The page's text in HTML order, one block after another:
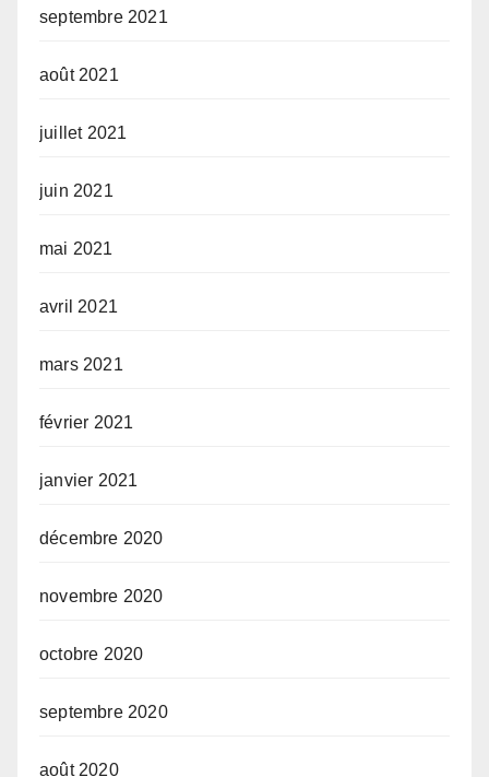
septembre 2021
août 2021
juillet 2021
juin 2021
mai 2021
avril 2021
mars 2021
février 2021
janvier 2021
décembre 2020
novembre 2020
octobre 2020
septembre 2020
août 2020